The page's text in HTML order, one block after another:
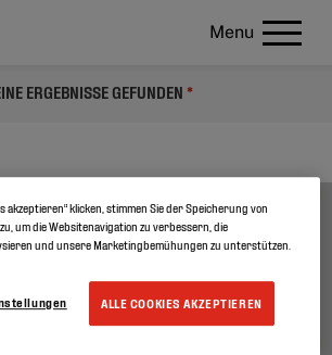
Menu
ERGEBNISSE GEFUNDEN *
akzeptieren“ klicken, stimmen Sie der Speicherung von
um die Websitenavigation zu verbessern, die
und unsere Marketingbemühungen zu unterstützen.
ALLE COOKIES AKZEPTIEREN